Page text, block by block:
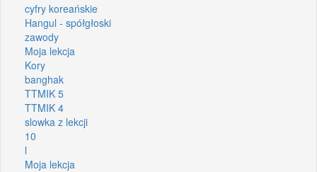
cyfry koreańskie
Hangul - spółgłoski
zawody
Moja lekcja
Kory
banghak
TTMIK 5
TTMIK 4
slowka z lekcji
10
l
Moja lekcja